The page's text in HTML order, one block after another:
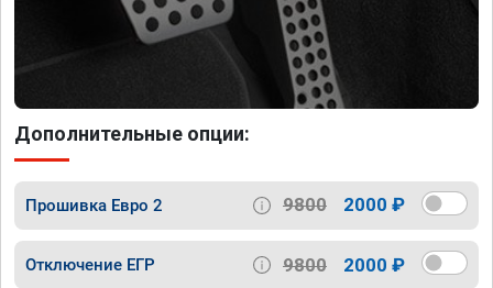
Дополнительные опции:
Прошивка Евро 2 9800 2000 ₽
Отключение ЕГР 9800 2000 ₽